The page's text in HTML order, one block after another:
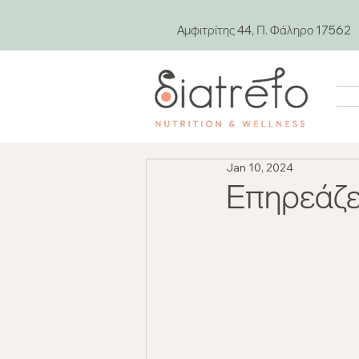
Αμφιτρίτης 44, Π. Φάληρο 17562
Jan 10, 2024